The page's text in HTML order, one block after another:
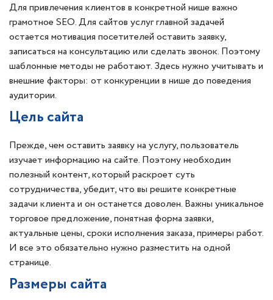
Для привлечения клиентов в конкретной нише важно
грамотное SEO. Для сайтов услуг главной задачей
остается мотивация посетителей оставить заявку,
записаться на консультацию или сделать звонок. Поэтому
шаблонные методы не работают. Здесь нужно учитывать и
внешние факторы: от конкуренции в нише до поведения
аудитории.
Цель сайта
Прежде, чем оставить заявку на услугу, пользователь
изучает информацию на сайте. Поэтому необходим
полезный контент, который раскроет суть
сотрудничества, убедит, что вы решите конкретные
задачи клиента и он останется доволен. Важны уникальное
торговое предложение, понятная форма заявки,
актуальные цены, сроки исполнения заказа, примеры работ.
И все это обязательно нужно разместить на одной
странице.
Размеры сайта